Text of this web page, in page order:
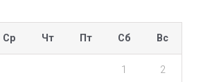
Ср Чт Пт Сб Вс
1 2